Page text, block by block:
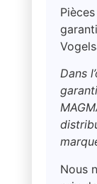
Dans
Nous